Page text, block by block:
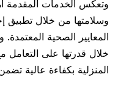
وتعكس الخدمات المقدمة
وسلامتها من خلال تطبيق
المعايير الصحية المعتمدة.
خلال قدرتها على التعامل مع
المنزلية بكفاءة عالية تضمن